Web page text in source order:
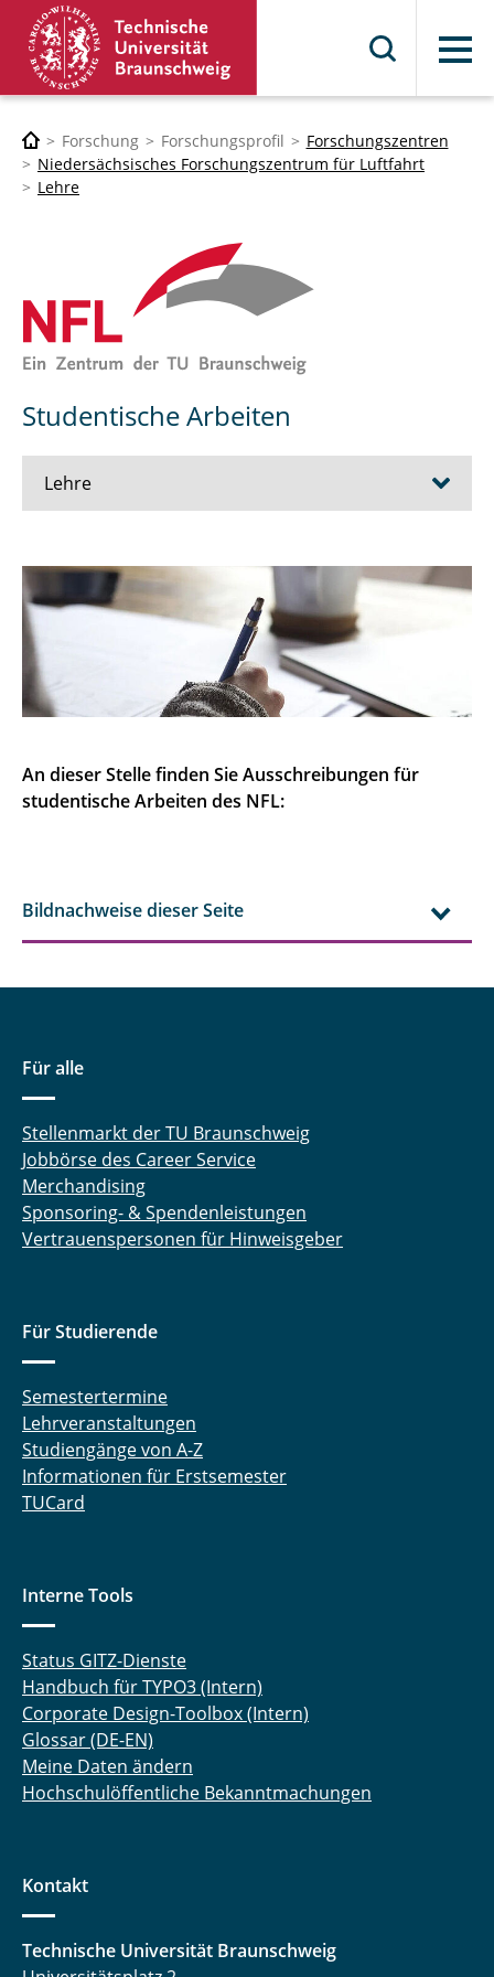
Menü
Forschung Forschungsprofil
Forschungszentren
Niedersächsisches Forschungszentrum für Luftfahrt
Lehre
Studentische Arbeiten
Lehre
Studentische Arbeiten
An dieser Stelle finden Sie Ausschreibungen für
studentische Arbeiten des NFL:
Bildnachweise dieser Seite
Für alle
Stellenmarkt der TU Braunschweig
Jobbörse des Career Service
Merchandising
Sponsoring- & Spendenleistungen
Vertrauenspersonen für Hinweisgeber
Für Studierende
Semestertermine
Lehrveranstaltungen
Studiengänge von A-Z
Informationen für Erstsemester
TUCard
Interne Tools
Status GITZ-Dienste
Handbuch für TYPO3 (Intern)
Corporate Design-Toolbox (Intern)
Glossar (DE-EN)
Meine Daten ändern
Hochschulöffentliche Bekanntmachungen
Kontakt
Technische Universität Braunschweig